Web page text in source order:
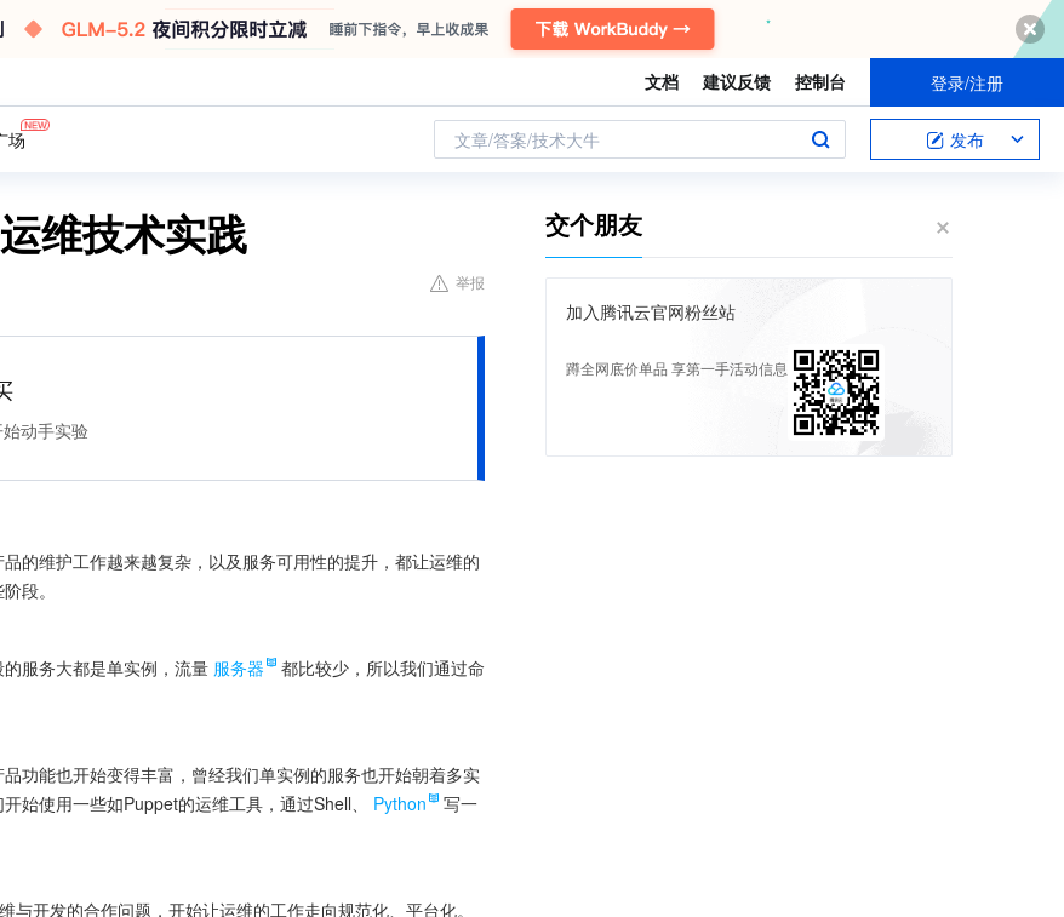
文档 建议反馈 控制台 登录/注册
场 文章/答案/技术大牛 发布
维技术实践
举报
动手实验
的维护工作越来越复杂，以及服务可用性的提升，都让运维的
段。
服务大都是单实例，流量 服务器
都比较少，所以我们通过命
功能也开始变得丰富，曾经我们单实例的服务也开始朝着多实
始使用一些如Puppet的运维工具，通过Shell、
Python
写一
开发的合作问题，开始让运维的工作走向规范化、平台化。
交个朋友
加入腾讯云官网粉丝站
蹲全网底价单品 享第一手活动信息